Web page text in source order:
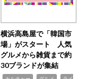
横浜高島屋で「韓国市
場」がスタート 人気
グルメから雑貨まで約
30ブランドが集結